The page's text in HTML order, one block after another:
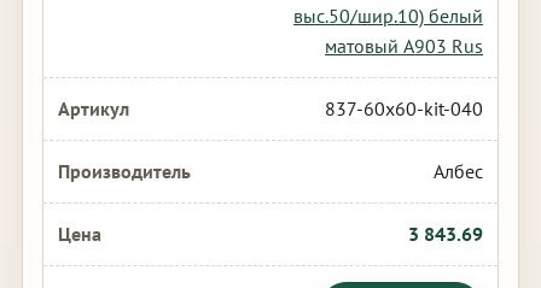
выс.50/шир.10) белый
матовый А903 Rus
837-60x60-kit-040
Албес
3 843.69